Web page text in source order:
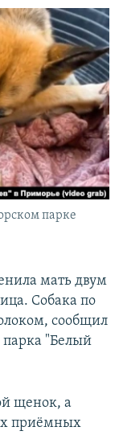
парке
мать двум
Собака по
сообщил
"Белый
щенок, а
приёмных